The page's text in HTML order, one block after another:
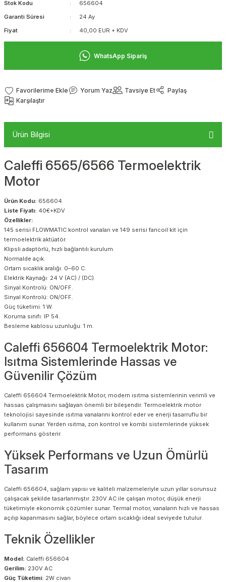
Stok Kodu
656604
Garanti Süresi
24 Ay
Fiyat
40,00 EUR + KDV
WhatsApp Sipariş
Yorum Yaz Tavsiye Et
Paylaş
Karşılaştır
Ürün Bilgisi
Caleffi 6565/6566 Termoelektrik
Motor
Ürün Kodu: 656604
Liste Fiyatı: 40€+KDV
Özellikler:
145 serisi FLOWMATIC kontrol vanaları ve 149 serisi fancoil kit için
termoelektrik aktüatör.
Klipsli adaptörlü, hızlı bağlantılı kurulum.
Normalde açık.
Ortam sıcaklık aralığı: 0–60 C.
Elektrik Kaynağı: 24 V (AC) / (DC).
Sinyal Kontrolü: ON/OFF.
Sinyal Kontrolü: ON/OFF.
Güç tüketimi: 1 W.
Koruma sınıfı: IP 54.
Besleme kablosu uzunluğu: 1 m.
Caleffi 656604 Termoelektrik Motor:
Isıtma Sistemlerinde Hassas ve
Güvenilir Çözüm
Caleffi 656604 Termoelektrik Motor, modern ısıtma sistemlerinin verimli ve
hassas çalışmasını sağlayan önemli bir bileşendir. Termoelektrik motor
teknolojisi sayesinde ısıtma vanalarını kontrol eder ve enerji tasarruflu bir
kullanım sunar. Yerden ısıtma, zon kontrol ve kombi sistemlerinde yüksek
performans gösterir.
Yüksek Performans ve Uzun Ömürlü
Tasarım
Caleffi 656604, sağlam yapısı ve kaliteli malzemeleriyle uzun yıllar sorunsuz
çalışacak şekilde tasarlanmıştır. 230V AC ile çalışan motor, düşük enerji
tüketimiyle ekonomik çözümler sunar. Termal motor, vanaların hızlı ve hassas
açılıp kapanmasını sağlar, böylece ortam sıcaklığı ideal seviyede tutulur.
Teknik Özellikler
Model: Caleffi 656604
Gerilim: 230V AC
Güç Tüketimi: 2W civarı